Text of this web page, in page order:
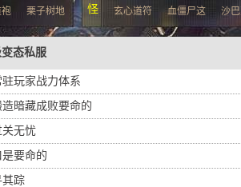
栗子树地
怪
玄心道符
血僵尸这 沙
态私服
玩家战力体系
暗藏成败要命的
无忧
要命的
其踪